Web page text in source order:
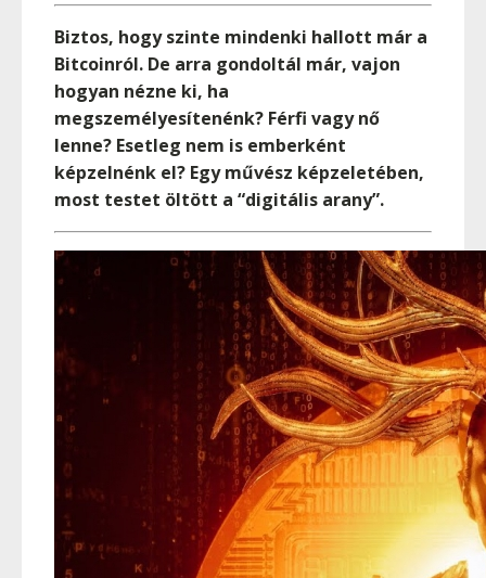
Biztos, hogy szinte mindenki hallott már a
Bitcoinról. De arra gondoltál már, vajon
hogyan nézne ki, ha
megszemélyesítenénk? Férfi vagy nő
lenne? Esetleg nem is emberként
képzelnénk el? Egy művész képzeletében,
most testet öltött a “digitális arany”.